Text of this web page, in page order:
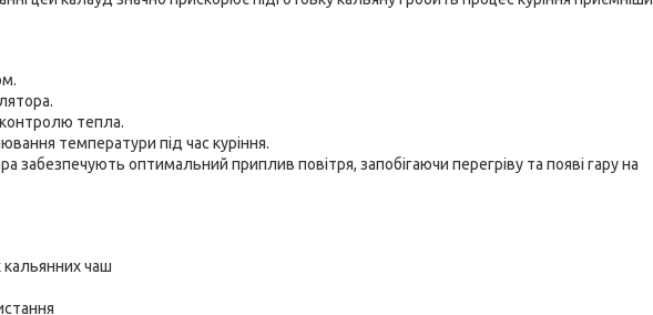
тепла.
температури під час куріння.
забезпечують оптимальний приплив повітря, запобігаючи перегріву та появі гару на
кальянних чаш